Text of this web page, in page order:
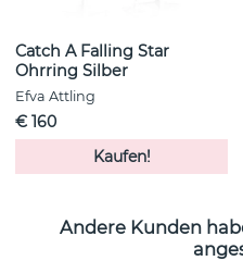
Catch A Falling Star
Ohrring Silber
Efva Attling
€ 160
Kaufen!
Andere Kunden